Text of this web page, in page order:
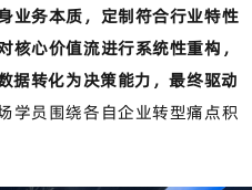
业务本质， 定制符合行业特性
核心价值流进行系统性重构，
据转化为决策能力，最终驱动
学员围绕各自企业转型痛点积